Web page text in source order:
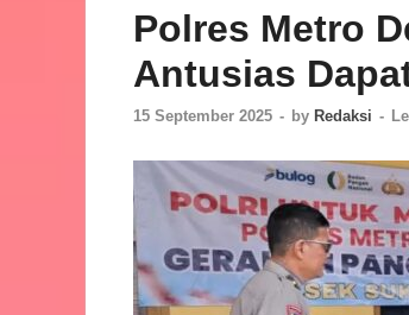
Polres Metro
Antusias
15 September 2025 - by Redaksi -